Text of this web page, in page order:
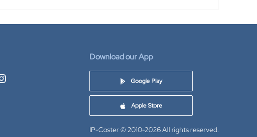
Download our App
Google Play
Apple Store
IP-Coster © 2010-2026All rights reserved.